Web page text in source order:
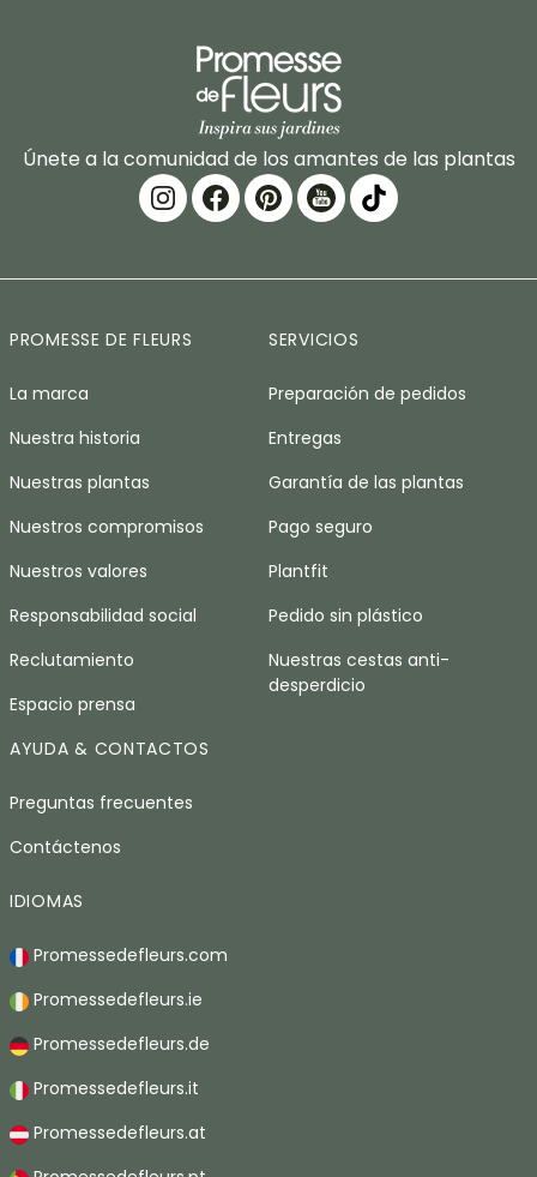
Únete a la comunidad de los amantes de las plantas
PROMESSE DE FLEURS
La marca
Nuestra historia
Nuestras plantas
Nuestros compromisos
Nuestros valores
Responsabilidad social
Reclutamiento
Espacio prensa
SERVICIOS
Preparación de pedidos
Entregas
Garantía de las plantas
Pago seguro
Plantfit
Pedido sin plástico
Nuestras cestas anti-
desperdicio
AYUDA & CONTACTOS
Preguntas frecuentes
Contáctenos
IDIOMAS
Promessedefleurs.com
Promessedefleurs.ie
Promessedefleurs.de
Promessedefleurs.it
Promessedefleurs.at